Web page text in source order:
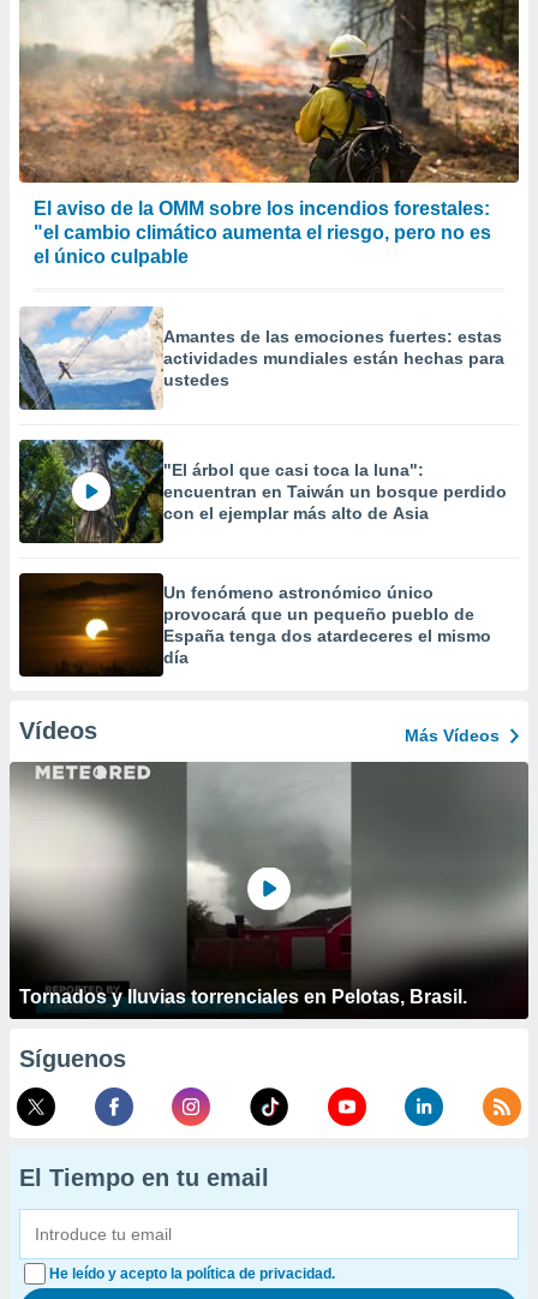
El aviso de la OMM sobre los incendios forestales:
"el cambio climático aumenta el riesgo, pero no es
el único culpable
Amantes de las emociones fuertes: estas
actividades mundiales están hechas para
ustedes
"El árbol que casi toca la luna":
encuentran en Taiwán un bosque perdido
con el ejemplar más alto de Asia
Un fenómeno astronómico único
provocará que un pequeño pueblo de
España tenga dos atardeceres el mismo
día
Vídeos Más Vídeos
Tornados y lluvias torrenciales en Pelotas, Brasil.
Síguenos
El Tiempo en tu email
He leído y acepto la política de privacidad.